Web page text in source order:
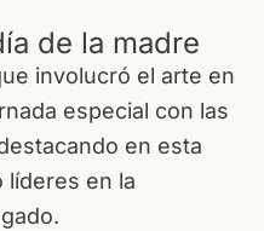
de la madre
involucró el arte en
especial con las
en esta
líderes en la